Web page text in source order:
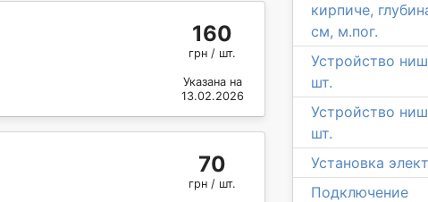
160
грн / шт.
Указана на
13.02.2026
70
грн / шт.
кирпиче,
см, м.пог.
Устройство
шт.
Устройство
шт.
Установка
Подключение